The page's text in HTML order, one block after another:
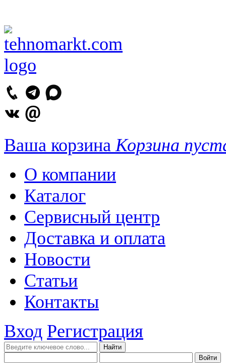
Ваша корзина Корзина
О компании
Каталог
Сервисный центр
Доставка и оплата
Новости
Статьи
Контакты
Вход Регистрация